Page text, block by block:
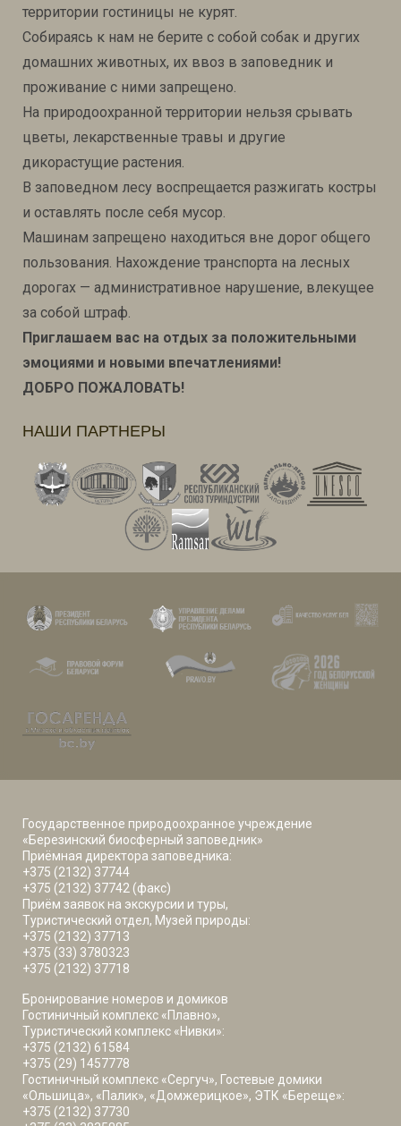
территории гостиницы не курят.
Собираясь к нам не берите с собой собак и других
домашних животных, их ввоз в заповедник и
проживание с ними запрещено.
На природоохранной территории нельзя срывать
цветы, лекарственные травы и другие
дикорастущие растения.
В заповедном лесу воспрещается разжигать костры
и оставлять после себя мусор.
Машинам запрещено находиться вне дорог общего
пользования. Нахождение транспорта на лесных
дорогах — административное нарушение, влекущее
за собой штраф.
Приглашаем вас на отдых за положительными
эмоциями и новыми впечатлениями!
ДОБРО ПОЖАЛОВАТЬ!
НАШИ ПАРТНЕРЫ
Государственное природоохранное учреждение
«Березинский биосферный заповедник»
Приёмная директора заповедника:
+375 (2132) 37744
+375 (2132) 37742 (факс)
Приём заявок на экскурсии и туры,
Туристический отдел, Музей природы:
+375 (2132) 37713
+375 (33) 3780323
+375 (2132) 37718
Бронирование номеров и домиков
Гостиничный комплекс «Плавно»,
Туристический комплекс «Нивки»:
+375 (2132) 61584
+375 (29) 1457778
Гостиничный комплекс «Сергуч», Гостевые домики
«Ольшица», «Палик», «Домжерицкое», ЭТК «Береще»:
+375 (2132) 37730